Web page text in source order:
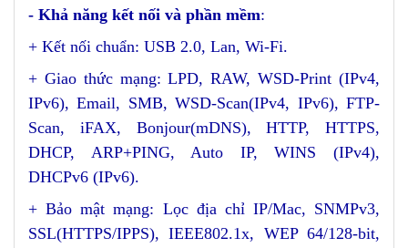
- Khả năng kết nối và phần mềm:
+ Kết nối chuẩn: USB 2.0, Lan, Wi-Fi.
+ Giao thức mạng: LPD, RAW, WSD-Print (IPv4,
IPv6), Email, SMB, WSD-Scan(IPv4, IPv6), FTP-
Scan, iFAX, Bonjour(mDNS), HTTP, HTTPS,
DHCP, ARP+PING, Auto IP, WINS (IPv4),
DHCPv6 (IPv6).
+ Bảo mật mạng: Lọc địa chỉ IP/Mac, SNMPv3,
SSL(HTTPS/IPPS), IEEE802.1x, WEP 64/128-bit,